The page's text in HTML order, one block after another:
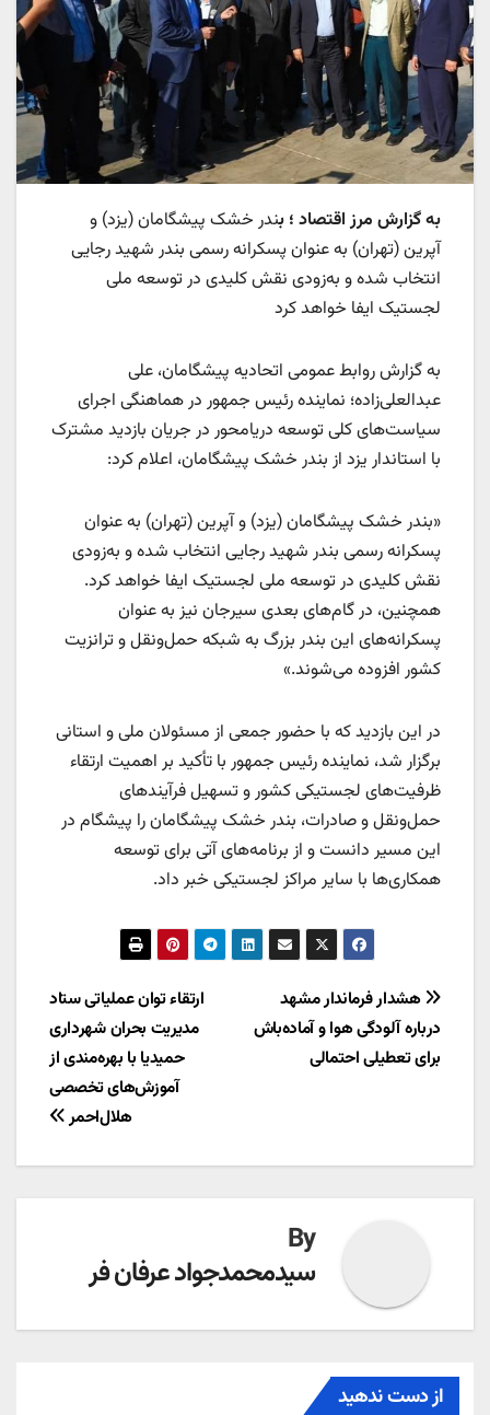
به گزارش مرز اقتصاد ؛ بندر خشک پیشگامان (یزد) و
آپرین (تهران) به عنوان پسکرانه رسمی بندر شهید رجایی
انتخاب شده و به‌زودی نقش کلیدی در توسعه ملی
لجستیک ایفا خواهد کرد
به گزارش روابط عمومی اتحادیه پیشگامان، علی
عبدالعلی‌زاده؛ نماینده رئیس جمهور در هماهنگی اجرای
سیاست‌های کلی توسعه دریامحور در جریان بازدید مشترک
با استاندار یزد از بندر خشک پیشگامان، اعلام کرد:
«بندر خشک پیشگامان (یزد) و آپرین (تهران) به عنوان
پسکرانه رسمی بندر شهید رجایی انتخاب شده و به‌زودی
نقش کلیدی در توسعه ملی لجستیک ایفا خواهد کرد.
همچنین، در گام‌های بعدی سیرجان نیز به عنوان
پسکرانه‌های این بندر بزرگ به شبکه حمل‌ونقل و ترانزیت
کشور افزوده می‌شوند.»
در این بازدید که با حضور جمعی از مسئولان ملی و استانی
برگزار شد، نماینده رئیس جمهور با تأکید بر اهمیت ارتقاء
ظرفیت‌های لجستیکی کشور و تسهیل فرآیندهای
حمل‌ونقل و صادرات، بندر خشک پیشگامان را پیشگام در
این مسیر دانست و از برنامه‌های آتی برای توسعه
همکاری‌ها با سایر مراکز لجستیکی خبر داد.
راهبری
نوشته
ارتقاء توان عملیاتی ستاد
مدیریت بحران شهرداری
حمیدیا با بهره‌مندی از
آموزش‌های تخصصی
هلال‌احمر
هشدار فرماندار مشهد
درباره آلودگی هوا و آماده‌باش
برای تعطیلی احتمالی
By
سیدمحمدجواد عرفان فر
از دست ندهید